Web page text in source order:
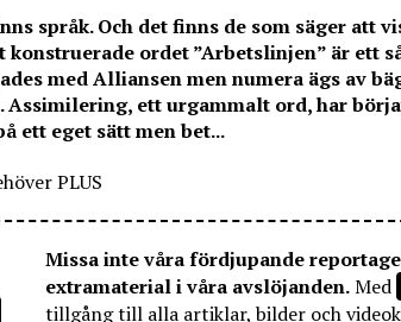
språk. Och det finns de som säger att
konstruerade ordet ”Arbetslinjen” är ett
med Alliansen men numera ägs av
Assimilering, ett urgammalt ord, har
ett eget sätt men bet...
PLUS
Missa inte våra fördjupande
extramaterial i våra avslöjanden.Med
tillgång till alla artiklar, bilder och